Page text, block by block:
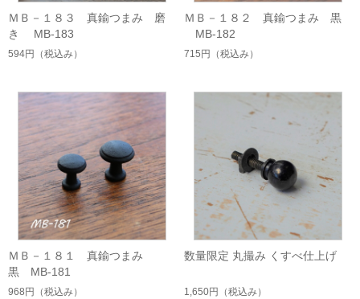
ＭＢ－１８３ 真鍮つまみ 磨
き MB-183
594円 （税込み）
ＭＢ－１８２ 真鍮つまみ 黒
MB-182
715円 （税込み）
ＭＢ－１８１ 真鍮つまみ
黒 MB-181
968円 （税込み）
数量限定 丸撮み くすべ仕上げ
1,650円 （税込み）